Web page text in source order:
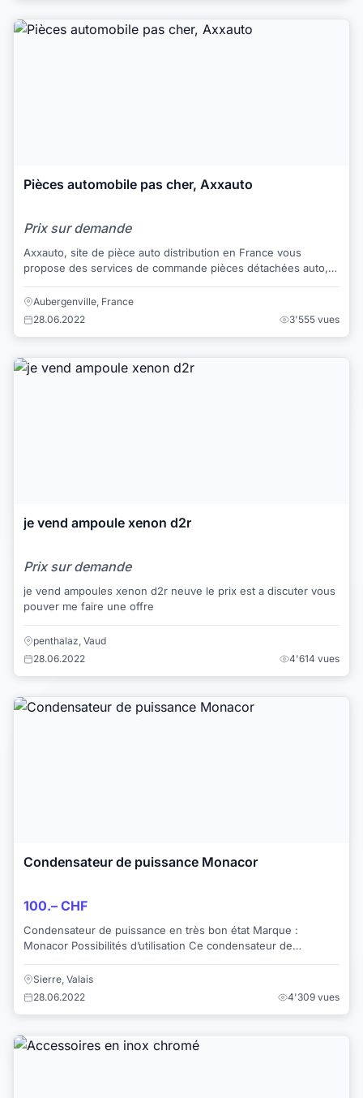
Pièces automobile pas cher, Axxauto
Prix sur demande
Axxauto, site de pièce auto distribution en France vous
propose des services de commande pièces détachées auto,
Aubergenville, France
28.06.2022
3'555 vues
je vend ampoule xenon d2r
Prix sur demande
je vend ampoules xenon d2r neuve le prix est a discuter vous
pouver me faire une offre
penthalaz, Vaud
28.06.2022
4'614 vues
Condensateur de puissance Monacor
100.– CHF
Condensateur de puissance en très bon état Marque :
Monacor Possibilités dʼutilisation Ce condensateur de
Sierre, Valais
28.06.2022
4'309 vues